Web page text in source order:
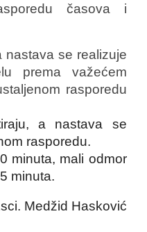
časova i
nastava se realizuje
prema važećem
rasporedu
a nastava se
rasporedu.
minuta, mali odmor
minuta.
Medžid Hasković